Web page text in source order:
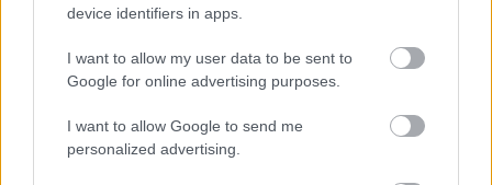
device identifiers in apps.
I want to allow my user data to be sent to
Google for online advertising purposes.
I want to allow Google to send me
personalized advertising.